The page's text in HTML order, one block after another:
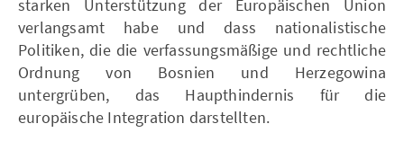
starken Unterstützung der Europäischen Union
verlangsamt habe und dass nationalistische
Politiken, die die verfassungsmäßige und rechtliche
Ordnung von Bosnien und Herzegowina
untergrüben, das Haupthindernis für die
europäische Integration darstellten.